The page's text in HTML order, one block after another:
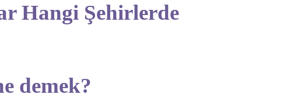
Hangi Şehirlerde
demek?